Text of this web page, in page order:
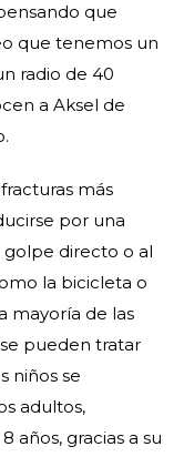
que
que tenemos un
radio de 40
a Aksel de
más
por una
golpe directo o al
la bicicleta o
mayoría de las
pueden tratar
niños se
adultos,
años, gracias a su